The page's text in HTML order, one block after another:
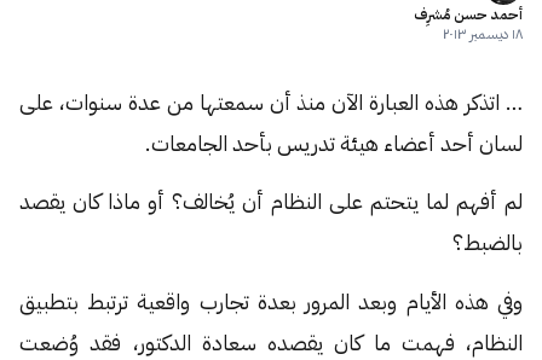
أحمد حسن مُشرِف
١٨ ديسمبر ٢٠١٣
… اتذكر هذه العبارة الآن منذ أن سمعتها من عدة سنوات، على
لسان أحد أعضاء هيئة تدريس بأحد الجامعات.
لم أفهم لما يتحتم على النظام أن يُخالف؟ أو ماذا كان يقصد
بالضبط؟
وفي هذه الأيام وبعد المرور بعدة تجارب واقعية ترتبط بتطبيق
النظام، فهمت ما كان يقصده سعادة الدكتور، فقد وُضعت